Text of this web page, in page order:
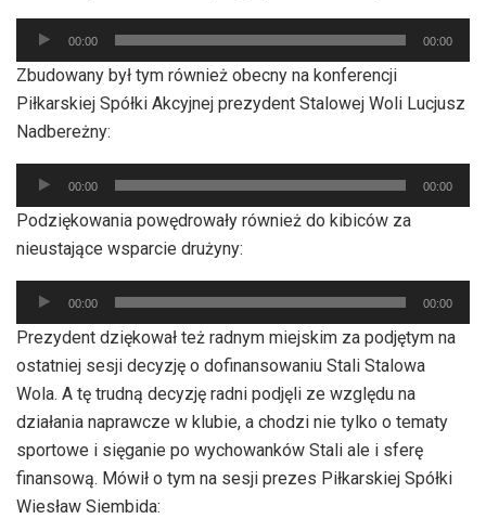
Odtwarzacz
plików
dźwiękowych
00:00 00:00
Zbudowany był tym również obecny na konferencji
Piłkarskiej Spółki Akcyjnej prezydent Stalowej Woli Lucjusz
Nadbereżny:
Odtwarzacz
plików
dźwiękowych
00:00 00:00
Podziękowania powędrowały również do kibiców za
nieustające wsparcie drużyny:
Odtwarzacz
plików
dźwiękowych
00:00 00:00
Prezydent dziękował też radnym miejskim za podjętym na
ostatniej sesji decyzję o dofinansowaniu Stali Stalowa
Wola. A tę trudną decyzję radni podjęli ze względu na
działania naprawcze w klubie, a chodzi nie tylko o tematy
sportowe i sięganie po wychowanków Stali ale i sferę
finansową. Mówił o tym na sesji prezes Piłkarskiej Spółki
Wiesław Siembida: